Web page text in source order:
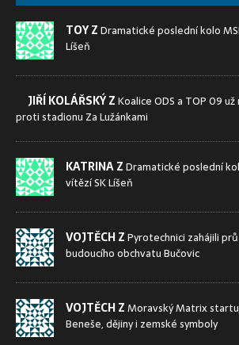
TOY ZDramatické poslední kolo
Líšeň
JIŘÍ KOLÁŘSKÝ ZKoalice ODS a TOP 09
proti stadionu Za Lužánkami
KATRINA ZDramatické poslední
vítězí SK Líšeň
VOJTĚCH ZPyrotechnici zahájili
budoucího obchvatu Bučovic
VOJTĚCH ZMoravský Matrix
Beneše, dějiny i zemské symboly